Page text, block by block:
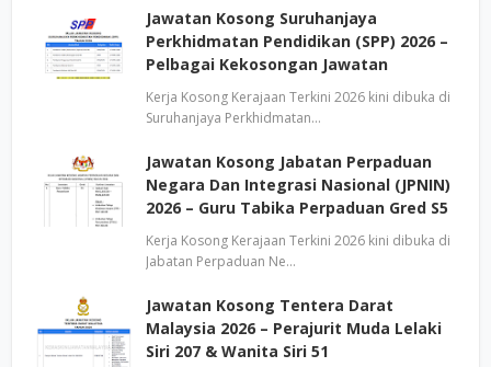
Jawatan Kosong Suruhanjaya
Perkhidmatan Pendidikan (SPP) 2026 –
Pelbagai Kekosongan Jawatan
Kerja Kosong Kerajaan Terkini 2026 kini dibuka di
Suruhanjaya Perkhidmatan…
Jawatan Kosong Jabatan Perpaduan
Negara Dan Integrasi Nasional (JPNIN)
2026 – Guru Tabika Perpaduan Gred S5
Kerja Kosong Kerajaan Terkini 2026 kini dibuka di
Jabatan Perpaduan Ne…
Jawatan Kosong Tentera Darat
Malaysia 2026 – Perajurit Muda Lelaki
Siri 207 & Wanita Siri 51